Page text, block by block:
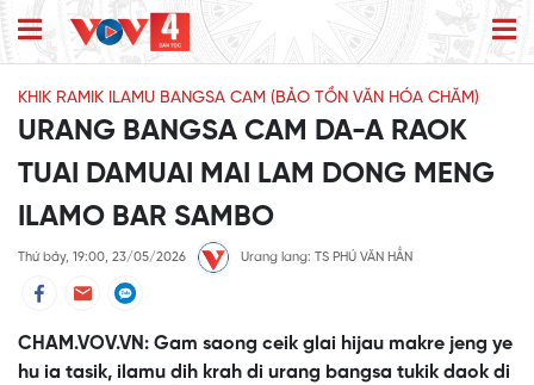
KHIK RAMIK ILAMU BANGSA CAM (BẢO TỒN VĂN HÓA CHĂM)
URANG BANGSA CAM DA-A RAOK
TUAI DAMUAI MAI LAM DONG MENG
ILAMO BAR SAMBO
Thứ bảy, 19:00, 23/05/2026 Urang lang: TS PHÚ VĂN HẲN
CHAM.VOV.VN: Gam saong ceik glai hijau makre jeng ye
hu ia tasik, ilamu dih krah di urang bangsa tukik daok di